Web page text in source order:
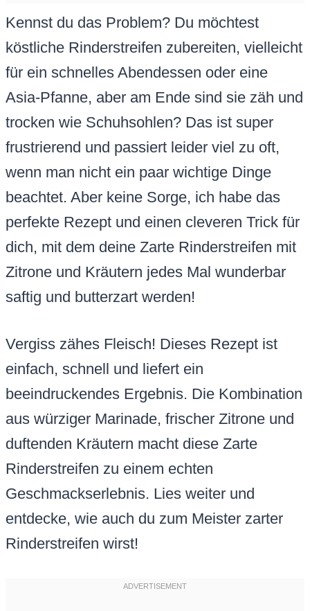
Kennst du das Problem? Du möchtest
köstliche Rinderstreifen zubereiten, vielleicht
für ein schnelles Abendessen oder eine
Asia-Pfanne, aber am Ende sind sie zäh und
trocken wie Schuhsohlen? Das ist super
frustrierend und passiert leider viel zu oft,
wenn man nicht ein paar wichtige Dinge
beachtet. Aber keine Sorge, ich habe das
perfekte Rezept und einen cleveren Trick für
dich, mit dem deine Zarte Rinderstreifen mit
Zitrone und Kräutern jedes Mal wunderbar
saftig und butterzart werden!
Vergiss zähes Fleisch! Dieses Rezept ist
einfach, schnell und liefert ein
beeindruckendes Ergebnis. Die Kombination
aus würziger Marinade, frischer Zitrone und
duftenden Kräutern macht diese Zarte
Rinderstreifen zu einem echten
Geschmackserlebnis. Lies weiter und
entdecke, wie auch du zum Meister zarter
Rinderstreifen wirst!